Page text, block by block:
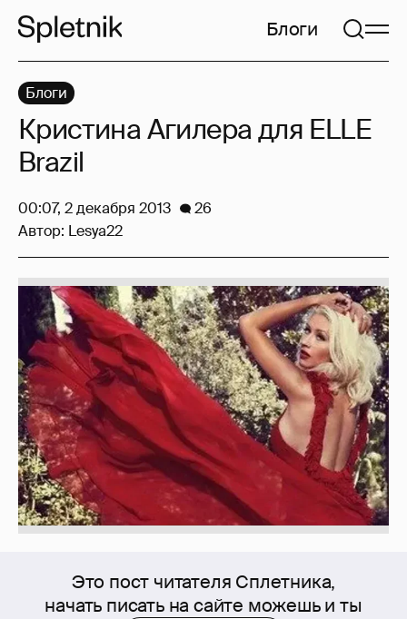
Блоги
Это пост читателя Сплетника,
начать писать на сайте можешь и ты
Блоги
Кристина Агилера для ELLE
Brazil
00:07, 2 декабря 2013
26
Автор: Lesya22